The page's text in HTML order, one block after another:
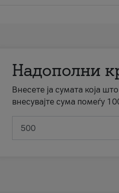
Надополни
Внесете ја сумата која
внесувајте сума помеѓу